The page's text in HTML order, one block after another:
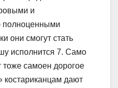
и
полноценными
они смогут стать
исполнится 7. Само
тоже самоен дорогое
костариканцам дают